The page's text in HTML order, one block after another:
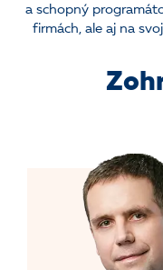
a schopný
firmách, ale aj na